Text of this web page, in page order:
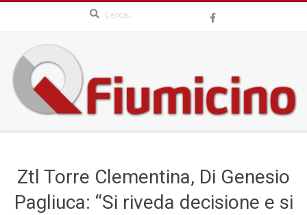
content
QFIUMICINO.COM
MenuZtl Torre Clementina, Di Genesio
Pagliuca: “Si riveda decisione e si